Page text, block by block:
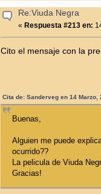
Re:Viuda Negra
« Respuesta #213 en:
Cito el mensaje con la
Cita de: Sanderveg en 14 Marzo,
Buenas,
Alguien me puede
ocurrido??
La pelicula de Viuda
Gracias!